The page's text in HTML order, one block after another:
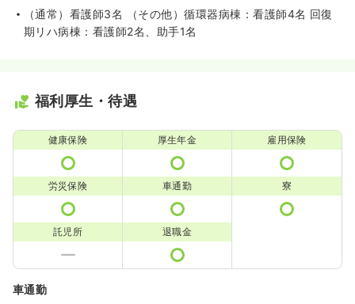
（通常）看護師3名 （その他）循環器病棟：看護師4名 回復
期リハ病棟：看護師2名、助手1名
福利厚生・待遇
健康保険 厚生年金 雇用保険
労災保険 車通勤 寮
託児所 退職金
車通勤